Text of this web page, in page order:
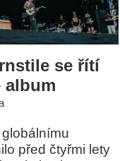
se řítí
album
před čtyřmi lety